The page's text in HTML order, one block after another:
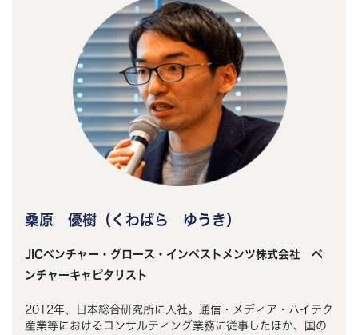
桑原 優樹（くわばら ゆうき）
JICベンチャー・グロース・インベストメンツ株式会社 ベ
ンチャーキャピタリスト
2012年、日本総合研究所に入社。通信・メディア・ハイテク
産業等におけるコンサルティング業務に従事したほか、国の